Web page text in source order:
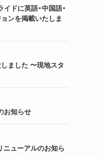
ドに英語・中国語・
ンを掲載いたしま
ました 〜現地スタ
お知らせ
ニューアルのお知ら